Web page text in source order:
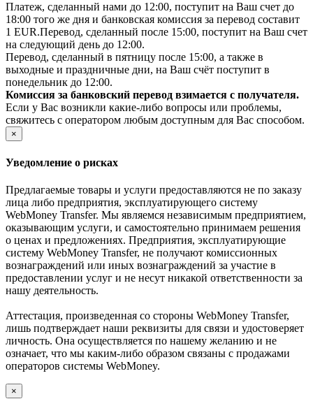
Платеж, сделанный нами до 12:00, поступит на Ваш счет до
18:00 того же дня и банковская комиссия за перевод составит
1 EUR.Перевод, сделанный после 15:00, поступит на Ваш счет
на следующий день до 12:00.
Перевод, сделанный в пятницу после 15:00, а также в
выходные и праздничные дни, на Ваш счёт поступит в
понедельник до 12:00.
Комиссия за банковский перевод взимается с получателя.
Если у Вас возникли какие-либо вопросы или проблемы,
свяжитесь с оператором любым доступным для Вас способом.
×
Уведомление о рисках
Предлагаемые товары и услуги предоставляются не по заказу
лица либо предприятия, эксплуатирующего систему
WebMoney Transfer. Мы являемся независимым предприятием,
оказывающим услуги, и самостоятельно принимаем решения
о ценах и предложениях. Предприятия, эксплуатирующие
систему WebMoney Transfer, не получают комиссионных
вознаграждений или иных вознаграждений за участие в
предоставлении услуг и не несут никакой ответственности за
нашу деятельность.
Аттестация, произведенная со стороны WebMoney Transfer,
лишь подтверждает наши реквизиты для связи и удостоверяет
личность. Она осуществляется по нашему желанию и не
означает, что мы каким-либо образом связаны с продажами
операторов системы WebMoney.
×